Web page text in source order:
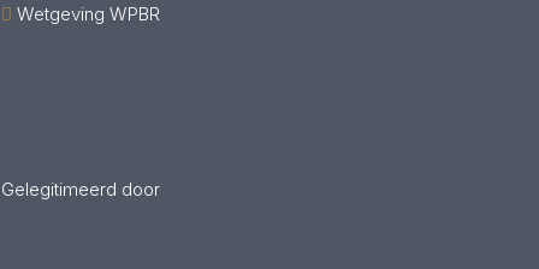
Wetgeving WPBR
Gelegitimeerd door